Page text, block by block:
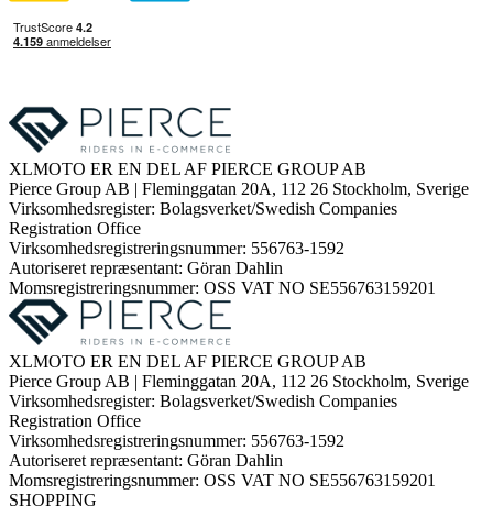
XLMOTO ER EN DEL AF PIERCE GROUP AB
Pierce Group AB | Fleminggatan 20A, 112 26 Stockholm, Sverige
Virksomhedsregister: Bolagsverket/Swedish Companies
Registration Office
Virksomhedsregistreringsnummer: 556763-1592
Autoriseret repræsentant: Göran Dahlin
Momsregistreringsnummer: OSS VAT NO SE556763159201
XLMOTO ER EN DEL AF PIERCE GROUP AB
Pierce Group AB | Fleminggatan 20A, 112 26 Stockholm, Sverige
Virksomhedsregister: Bolagsverket/Swedish Companies
Registration Office
Virksomhedsregistreringsnummer: 556763-1592
Autoriseret repræsentant: Göran Dahlin
Momsregistreringsnummer: OSS VAT NO SE556763159201
SHOPPING